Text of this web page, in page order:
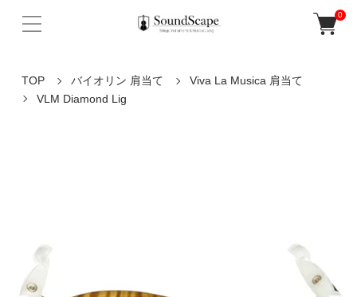
0
TOP バイオリン 肩当て
Viva La Musica 肩当て
VLM Diamond Lig